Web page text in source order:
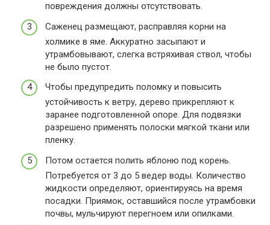
повреждения должны отсутствовать.
Саженец размещают, расправляя корни на
холмике в яме. Аккуратно засыпают и
утрамбовывают, слегка встряхивая ствол, чтобы
не было пустот.
Чтобы предупредить поломку и повысить
устойчивость к ветру, дерево прикрепляют к
заранее подготовленной опоре. Для подвязки
разрешено применять полоски мягкой ткани или
пленку.
Потом остается полить яблоню под корень.
Потребуется от 3 до 5 ведер воды. Количество
жидкости определяют, ориентируясь на время
посадки. Приямок, оставшийся после утрамбовки
почвы, мульчируют перегноем или опилками.